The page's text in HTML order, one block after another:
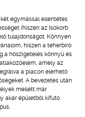
egymással ellentétes
(hiszen az Isokorb
tulajdonságot. Könnyen
hiszen a teherbíró
a hőszigetelés könnyű és
amely az
a piacon elérhető
A bevezetés után
mellett már
akár épületből kifutó